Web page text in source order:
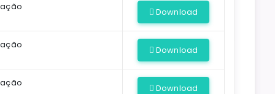
Download
Download
Download